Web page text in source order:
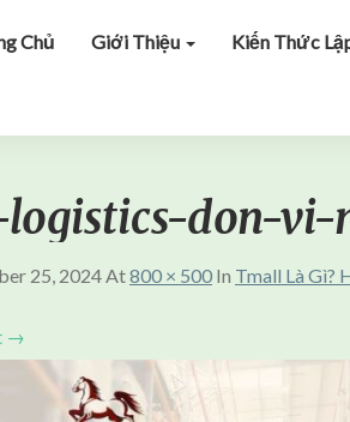
Chủ Giới Thiệu Kiến Thức
don-
25, 2024At800 × 500 In Tmall Là Gì?
→